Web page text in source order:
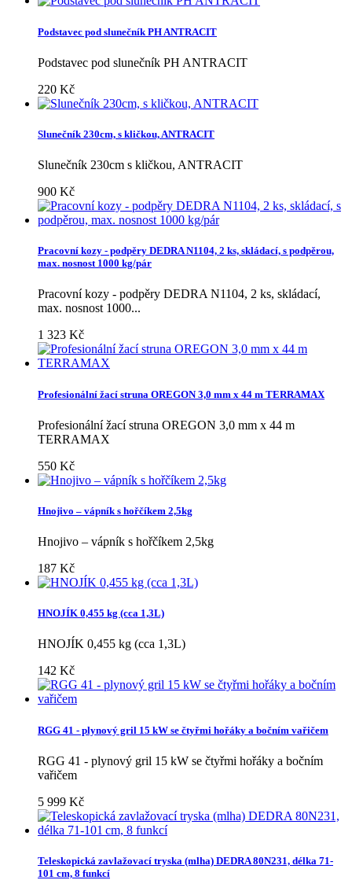
Podstavec pod slunečník PH ANTRACIT
Podstavec pod slunečník PH ANTRACIT
220 Kč
Slunečník 230cm, s kličkou, ANTRACIT
Slunečník 230cm s kličkou, ANTRACIT
900 Kč
Pracovní kozy - podpěry DEDRA N1104, 2 ks, skládací, s podpěrou,
max. nosnost 1000 kg/pár
Pracovní kozy - podpěry DEDRA N1104, 2 ks, skládací,
max. nosnost 1000...
1 323 Kč
Profesionální žací struna OREGON 3,0 mm x 44 m TERRAMAX
Profesionální žací struna OREGON 3,0 mm x 44 m
TERRAMAX
550 Kč
Hnojivo – vápník s hořčíkem 2,5kg
Hnojivo – vápník s hořčíkem 2,5kg
187 Kč
HNOJÍK 0,455 kg (cca 1,3L)
HNOJÍK 0,455 kg (cca 1,3L)
142 Kč
RGG 41 - plynový gril 15 kW se čtyřmi hořáky a bočním vařičem
RGG 41 - plynový gril 15 kW se čtyřmi hořáky a bočním
vařičem
5 999 Kč
Teleskopická zavlažovací tryska (mlha) DEDRA 80N231, délka 71-
101 cm, 8 funkcí